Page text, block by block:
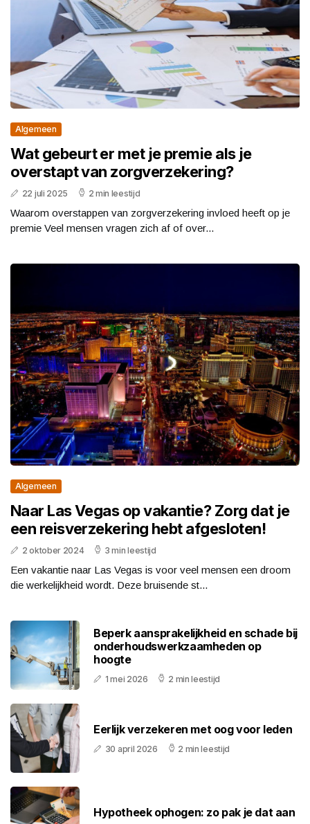
Algemeen
Wat gebeurt er met je premie als je
overstapt van zorgverzekering?
22 juli 2025 2 min leestijd
Waarom overstappen van zorgverzekering invloed heeft op je
premie Veel mensen vragen zich af of over...
Algemeen
Naar Las Vegas op vakantie? Zorg dat je
een reisverzekering hebt afgesloten!
2 oktober 2024 3 min leestijd
Een vakantie naar Las Vegas is voor veel mensen een droom
die werkelijkheid wordt. Deze bruisende st...
Beperk aansprakelijkheid en schade bij
onderhoudswerkzaamheden op
hoogte
1 mei 2026 2 min leestijd
Eerlijk verzekeren met oog voor leden
30 april 2026 2 min leestijd
Hypotheek ophogen: zo pak je dat aan